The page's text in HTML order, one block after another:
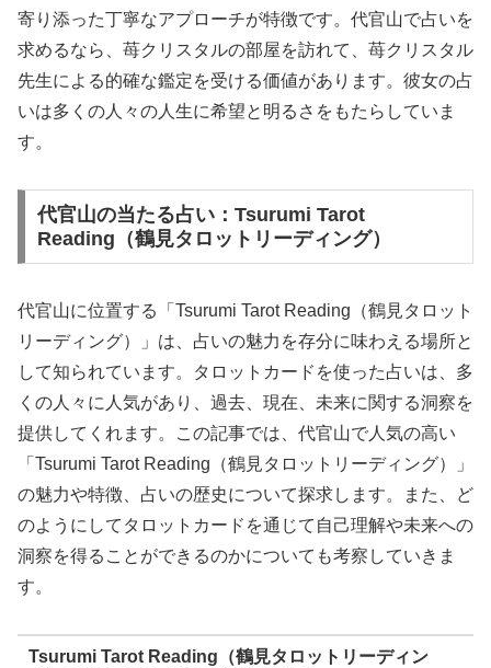
寄り添った丁寧なアプローチが特徴です。代官山で占いを
求めるなら、苺クリスタルの部屋を訪れて、苺クリスタル
先生による的確な鑑定を受ける価値があります。彼女の占
いは多くの人々の人生に希望と明るさをもたらしていま
す。
代官山の当たる占い：Tsurumi Tarot
Reading（鶴見タロットリーディング）
代官山に位置する「Tsurumi Tarot Reading（鶴見タロット
リーディング）」は、占いの魅力を存分に味わえる場所と
して知られています。タロットカードを使った占いは、多
くの人々に人気があり、過去、現在、未来に関する洞察を
提供してくれます。この記事では、代官山で人気の高い
「Tsurumi Tarot Reading（鶴見タロットリーディング）」
の魅力や特徴、占いの歴史について探求します。また、ど
のようにしてタロットカードを通じて自己理解や未来への
洞察を得ることができるのかについても考察していきま
す。
Tsurumi Tarot Reading（鶴見タロットリーディン